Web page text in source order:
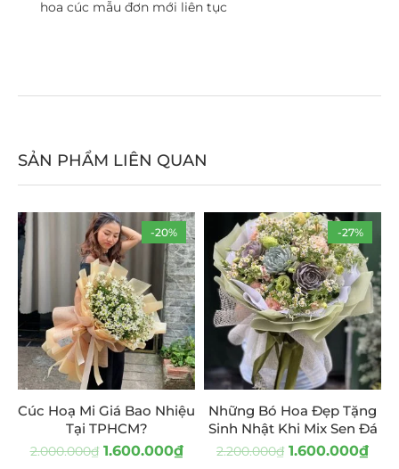
hoa cúc mẫu đơn mới liên tục
SẢN PHẨM LIÊN QUAN
-20%
Cúc Hoạ Mi Giá Bao Nhiệu
Tại TPHCM?
2.000.000₫ 1.600.000₫
-27%
Những Bó Hoa Đẹp Tặng
Sinh Nhật Khi Mix Sen Đá
2.200.000₫ 1.600.000₫